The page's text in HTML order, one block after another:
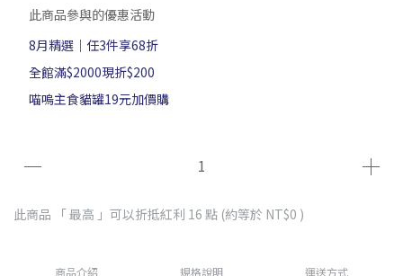
此商品參與的優惠活動
8月精選｜任3件享68折
全館滿$2000現折$200
喵嗚主食貓罐19元加價購
此商品 「 最高 」可以折抵紅利 16 點 (約等於 NT$0 )
商品介紹 規格說明 運送方式